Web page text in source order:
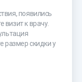
появились
к врачу.
размер скидки у